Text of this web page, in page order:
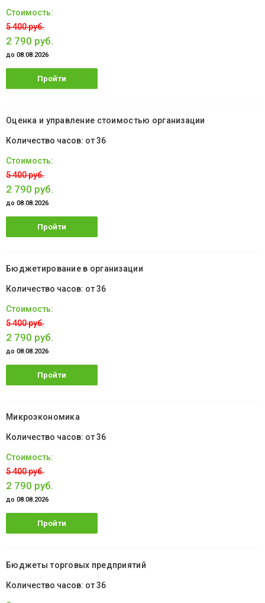
5 400 руб.
2 790 руб.
до 08.08.2026
Пройти
Оценка и управление стоимостью организации
от 36
5 400 руб.
2 790 руб.
до 08.08.2026
Пройти
Бюджетирование в организации
от 36
5 400 руб.
2 790 руб.
до 08.08.2026
Пройти
Микроэкономика
от 36
5 400 руб.
2 790 руб.
до 08.08.2026
Пройти
Бюджеты торговых предприятий
от 36